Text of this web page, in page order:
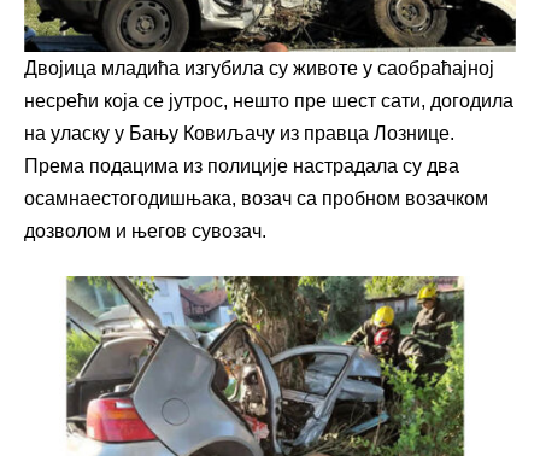
Двојица младића изгубила су животе у саобраћајној
несрећи која се јутрос, нешто пре шест сати, догодила
на уласку у Бању Ковиљачу из правца Лознице.
Према подацима из полиције настрадала су два
осамнаестогодишњака, возач са пробном возачком
дозволом и његов сувозач.